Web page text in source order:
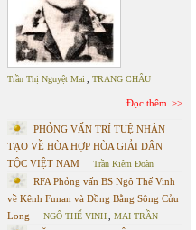
Trần Thị Nguyệt Mai TRANG CHÂU
Đọc thêm
PHỎNG VẤN TRÍ TUỆ NHÂN
TẠO VỀ HÒA HỢP HÒA GIẢI DÂN
TỘC VIỆT NAM
Trần Kiêm Đoàn
RFA Phỏng vấn BS Ngô Thế Vinh
về Kênh Funan và Đồng Bằng Sông Cửu
Long
NGÔ THẾ VINH MAI TRẦN